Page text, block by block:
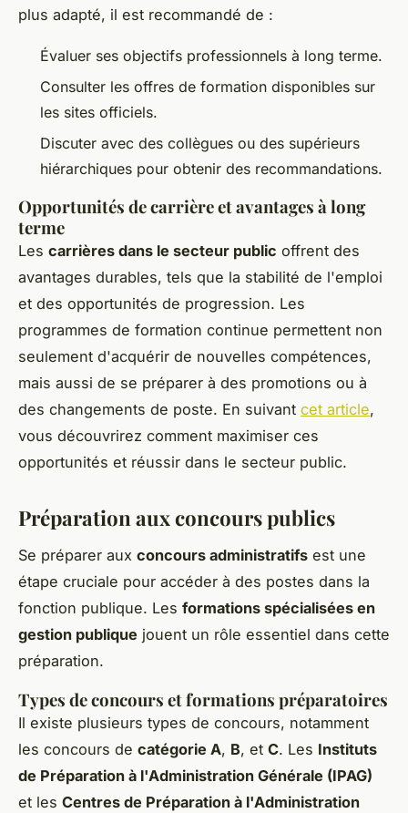
plus adapté, il est recommandé de :
Évaluer ses objectifs professionnels à long terme.
Consulter les offres de formation disponibles sur
les sites officiels.
Discuter avec des collègues ou des supérieurs
hiérarchiques pour obtenir des recommandations.
Opportunités de carrière et avantages à long
terme
Les carrières dans le secteur public offrent des
avantages durables, tels que la stabilité de l'emploi
et des opportunités de progression. Les
programmes de formation continue permettent non
seulement d'acquérir de nouvelles compétences,
mais aussi de se préparer à des promotions ou à
des changements de poste. En suivant cet article,
vous découvrirez comment maximiser ces
opportunités et réussir dans le secteur public.
Préparation aux concours publics
Se préparer aux concours administratifs est une
étape cruciale pour accéder à des postes dans la
fonction publique. Les formations spécialisées en
gestion publique jouent un rôle essentiel dans cette
préparation.
Types de concours et formations préparatoires
Il existe plusieurs types de concours, notamment
les concours de catégorie A, B, et C. Les Instituts
de Préparation à l'Administration Générale (IPAG)
et les Centres de Préparation à l'Administration